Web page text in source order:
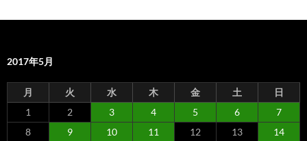
2017年5月
月 火 水 木 金 土
日
1
2 3 4 5 6
7
8
9 10 11 12 13
14